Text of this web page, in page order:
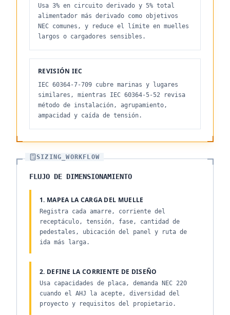
Usa 3% en circuito derivado y 5% total
alimentador más derivado como objetivos
NEC comunes, y reduce el límite en muelles
largos o cargadores sensibles.
REVISIÓN IEC
IEC 60364-7-709 cubre marinas y lugares
similares, mientras IEC 60364-5-52 revisa
método de instalación, agrupamiento,
ampacidad y caída de tensión.
SIZING_WORKFLOW
FLUJO DE DIMENSIONAMIENTO
1. MAPEA LA CARGA DEL MUELLE
Registra cada amarre, corriente del
receptáculo, tensión, fase, cantidad de
pedestales, ubicación del panel y ruta de
ida más larga.
2. DEFINE LA CORRIENTE DE DISEÑO
Usa capacidades de placa, demanda NEC 220
cuando el AHJ la acepte, diversidad del
proyecto y requisitos del propietario.